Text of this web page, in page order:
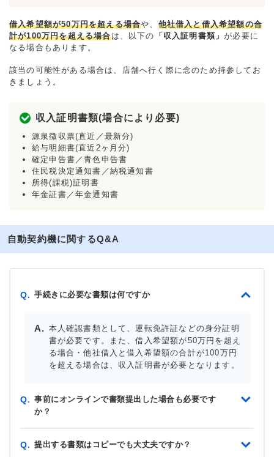
借入希望額が50万円を超える場合や、 他社借入と借入希望額の合
計が100万円を超える場合は、以下の 「収入証明書類」が必要に
なる場合もあります。
該当の可能性がある場合は、店舗へ行く際に念のため持参してお
きましょう。
収入証明書類(場合により必要)
源泉徴収票(直近／最新分)
給与明細書(直近2ヶ月分)
確定申告書／青色申告書
住民税決定通知書／納税通知書
所得(課税)証明書
年金証書／年金通知書
自動契約機に関するQ&A
Q. 手続きに必要な書類は何ですか
本人確認書類として、運転免許証などの身分証明
書が必要です。また、借入希望額が50万円を超え
る場合・他社借入と借入希望額の合計が100万円
を超える場合は、収入証明書が必要となります。
Q. 事前にオンラインで書類提出した場合も必要です
か？
Q. 提出する書類はコピーでも大丈夫ですか？